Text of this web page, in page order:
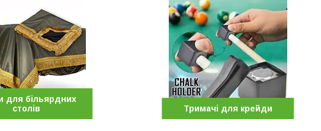
для більярдних
столів
Тримачі для крейди